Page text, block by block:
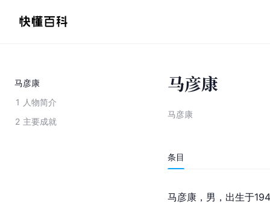
马彦康
1 人物简介
2 主要成就
马彦康
马彦康
条目
马彦康，男，出生于